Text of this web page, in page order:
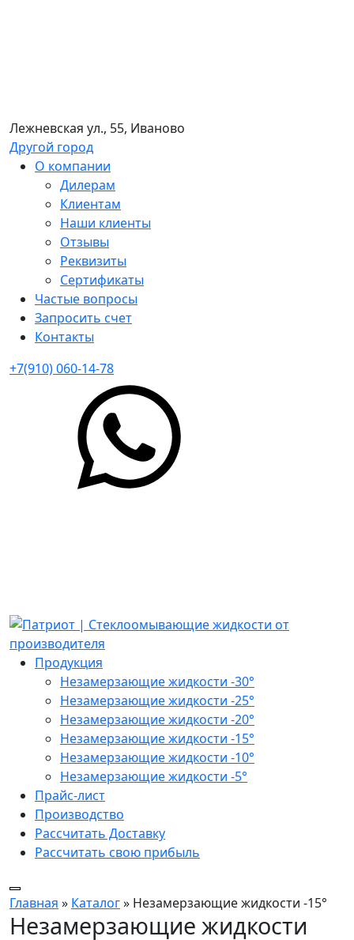
Лежневская ул., 55, Иваново
Другой город
О компании
Дилерам
Клиентам
Наши клиенты
Отзывы
Реквизиты
Сертификаты
Частые вопросы
Запросить счет
Контакты
+7(910) 060-14-78
Продукция
Незамерзающие жидкости -30°
Незамерзающие жидкости -25°
Незамерзающие жидкости -20°
Незамерзающие жидкости -15°
Незамерзающие жидкости -10°
Незамерзающие жидкости -5°
Прайс-лист
Производство
Рассчитать Доставку
Рассчитать свою прибыль
Главная » Каталог» Незамерзающие жидкости -15°
Незамерзающие жидкости